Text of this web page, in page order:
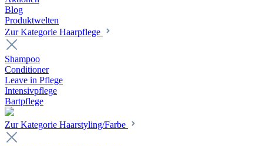
Blog
Produktwelten
Zur Kategorie Haarpflege
Shampoo
Conditioner
Leave in Pflege
Intensivpflege
Bartpflege
Zur Kategorie Haarstyling/Farbe